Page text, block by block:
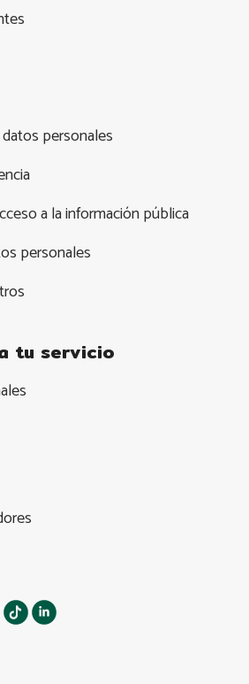
personales
a la información pública
personales
tu servicio